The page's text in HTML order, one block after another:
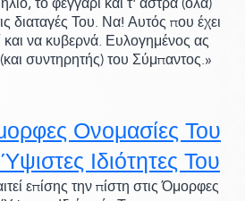
διαταγές Του. Να! Αυτός που έχει
και να κυβερνά. Ευλογημένος ας
(και συντηρητής)του Σύμπαντος.»
Ονομασίες Του
Ιδιότητες Του
επίσης την πίστη στις Όμορφες